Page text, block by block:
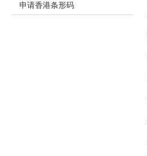
申请香港条形码